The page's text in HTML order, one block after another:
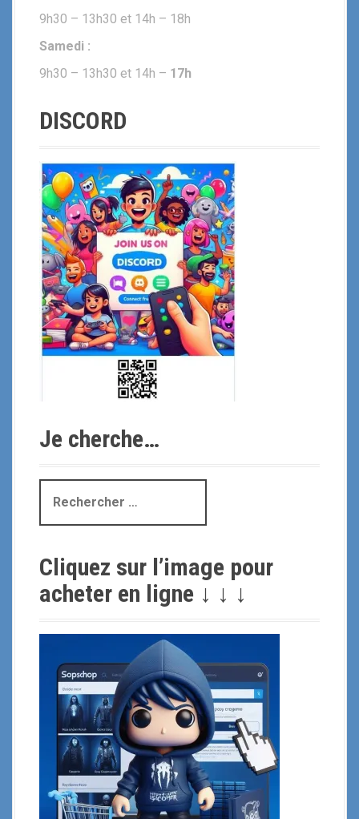
9h30 – 13h30 et 14h – 18h
Samedi :
9h30 – 13h30 et 14h – 17h
DISCORD
Je cherche…
c
e
c
Cliquez sur l’image pour
acheter en ligne ↓ ↓ ↓